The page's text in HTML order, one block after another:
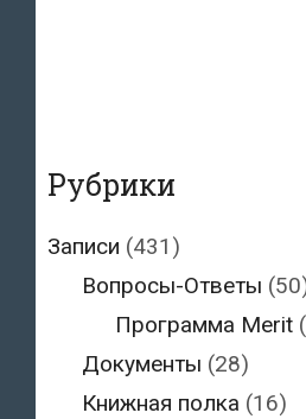
Рубрики
Записи (431)
Вопросы-Ответы
Программа Merit
Документы (28)
Книжная полка (16)